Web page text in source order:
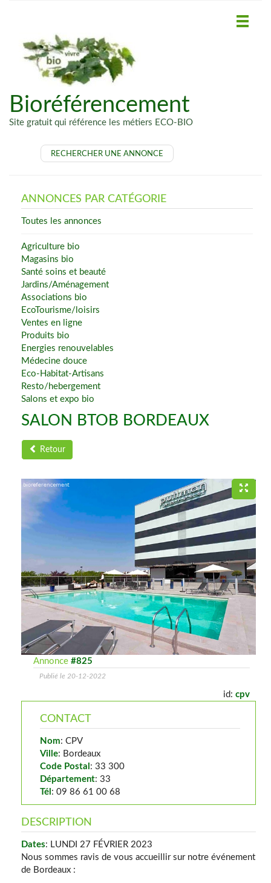
Bioréférencement
Site gratuit qui référence les métiers ECO-BIO
RECHERCHER UNE ANNONCE
ANNONCES PAR CATÉGORIE
Toutes les annonces
Agriculture bio
Magasins bio
Santé soins et beauté
Jardins/Aménagement
Associations bio
EcoTourisme/loisirs
Ventes en ligne
Produits bio
Energies renouvelables
Médecine douce
Eco-Habitat-Artisans
Resto/hebergement
Salons et expo bio
SALON BTOB BORDEAUX
Retour
Annonce #825
Publié le 20-12-2022
id: cpv
CONTACT
Nom: CPV
Ville: Bordeaux
Code Postal : 33 300
Département: 33
Tél : 09 86 61 00 68
DESCRIPTION
Dates: LUNDI 27 FÉVRIER 2023
Nous sommes ravis de vous accueillir sur notre événement
de Bordeaux :